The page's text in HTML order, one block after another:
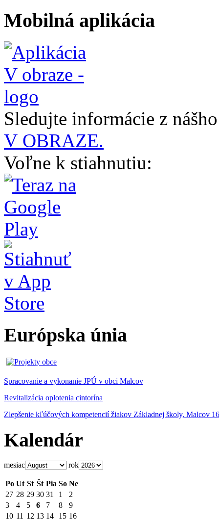
Mobilná aplikácia
Sledujte informácie z
V OBRAZE.
Voľne k stiahnutiu:
Európska únia
Spracovanie a vykonanie JPÚ v obci Malcov
Revitalizácia oplotenia cintorína
Zlepšenie kľúčových kompetencií žiakov Základnej školy, Malcov 16
Kalendár
mesiac rok
Po Ut St Št Pia So Ne
27 28 29 30 31 1
2
3
4 5 6 7 8
9
10 11 12 13 14 15 16